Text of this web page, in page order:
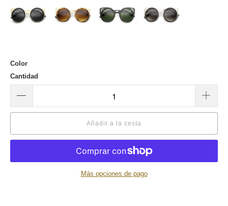
Color
Cantidad
Añadir a la cesta
Más opciones de pago